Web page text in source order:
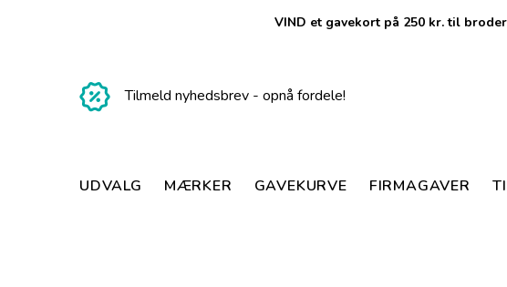
VIND et gavekort på 250 kr. til
Tilmeld nyhedsbrev - opnå fordele!
UDVALG MÆRKER GAVEKURVE FIRMAGAVER